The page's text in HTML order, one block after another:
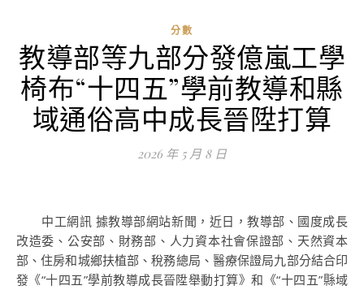
分數
教導部等九部分發億嵐工學
椅布“十四五”學前教導和縣
域通俗高中成長晉陞打算
2026 年 5 月 8 日
中工網訊 據教導部網站新聞，近日，教導部、國度成長
改造委、公安部、財務部、人力資本社會保證部、天然資本
部、住房和城鄉扶植部、稅務總局、醫療保證局九部分結合印
發《“十四五”學前教導成長晉陞舉動打算》和《“十四五”縣域